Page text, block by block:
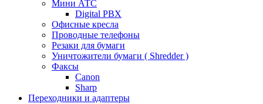
Мини АТС
Digital PBX
Офисные кресла
Проводные телефоны
Резаки для бумаги
Уничтожители бумаги ( Shredder )
Факсы
Canon
Sharp
Переходники и адаптеры